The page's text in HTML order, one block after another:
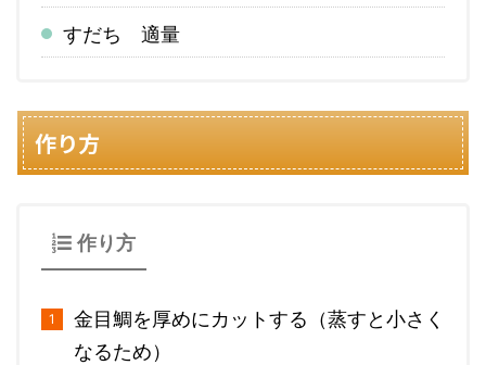
すだち 適量
作り方
作り方
金目鯛を厚めにカットする（蒸すと小さく
なるため）